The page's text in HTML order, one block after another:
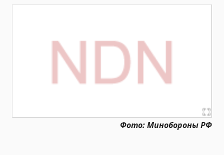
Фото: Минобороны РФ